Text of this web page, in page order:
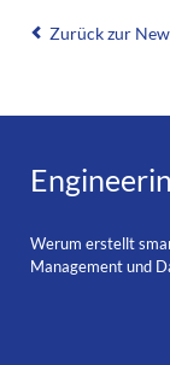
Zurück zur
Werum erstellt
Management und